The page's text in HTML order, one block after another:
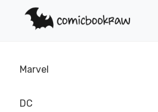
Marvel
DC